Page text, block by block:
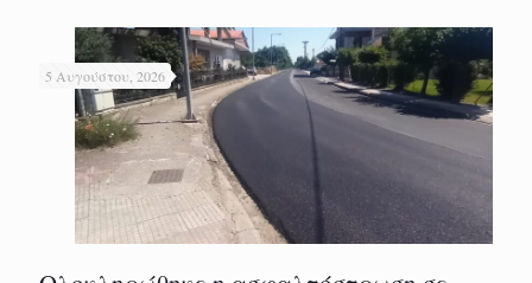
5 Αυγούστου, 2026